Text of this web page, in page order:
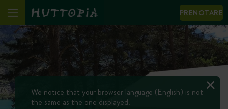
PRENOTARE
We notice that your browser language (English) is not
the same as the one displayed.